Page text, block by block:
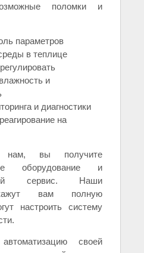
поломки и
параметров
в теплице
и
и диагностики
на
нам, вы получите
оборудование и
сервис. Наши
вам полную
настроить систему
своей